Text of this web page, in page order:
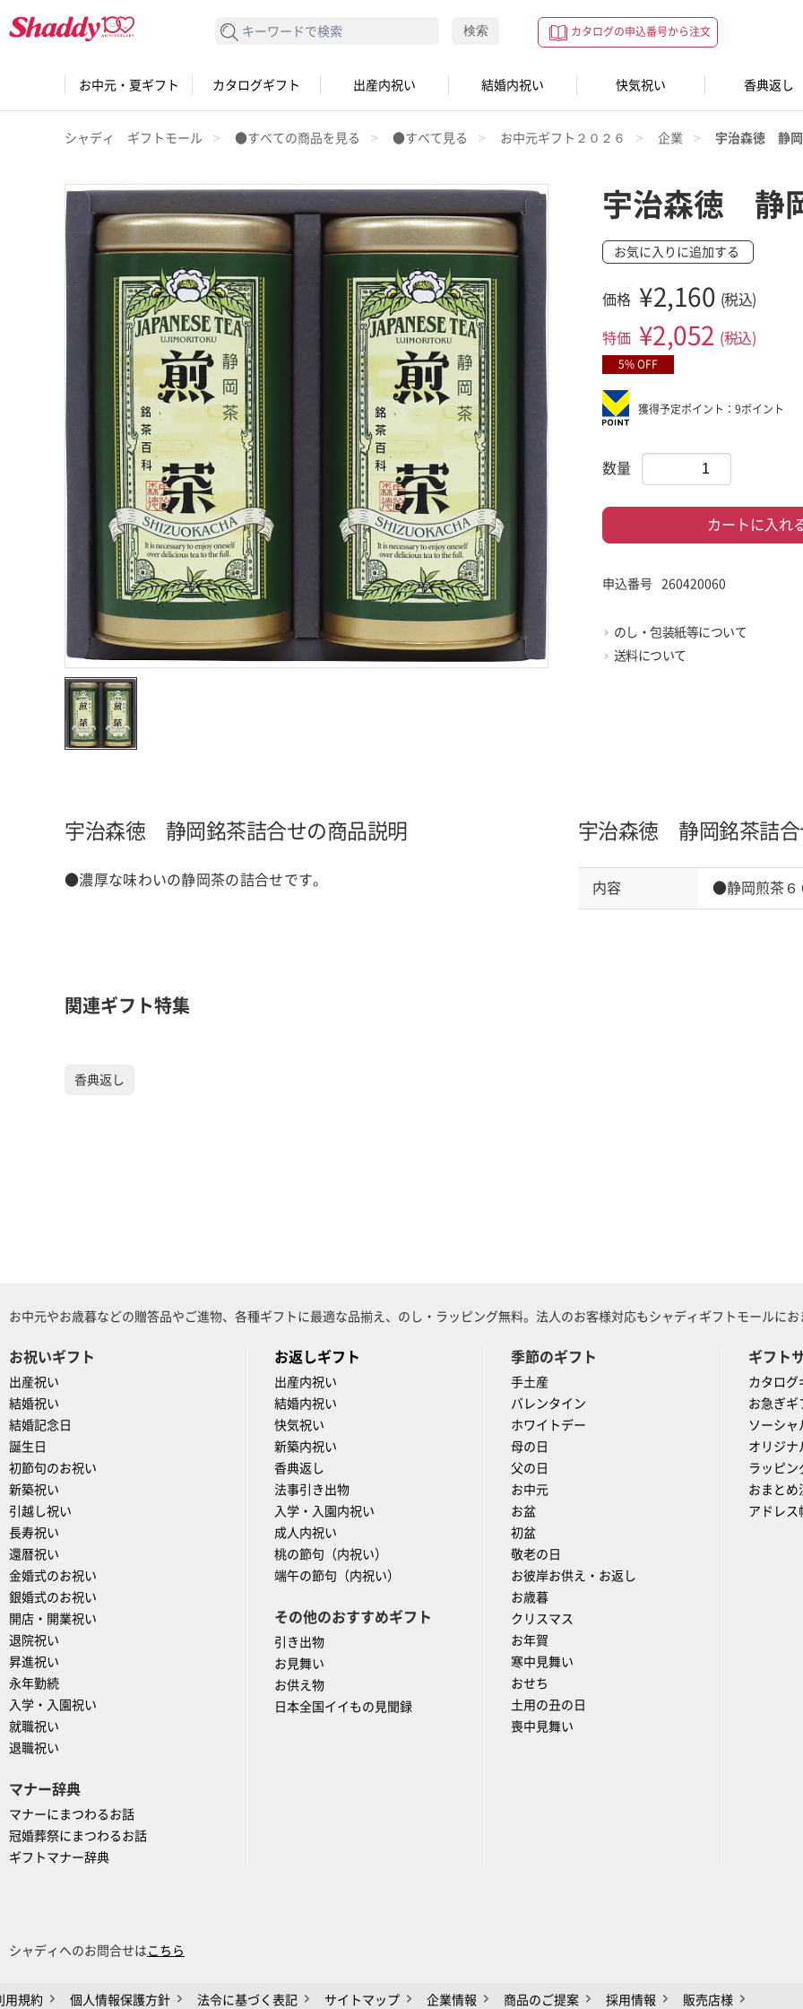
カタログの申込番号から注文
検索する 検索
お中元・夏ギフト カタログギフト 出産内祝い 結婚内祝い 快気祝い 香典返し
シャディ ギフトモール ●すべての商品を見る ●すべて見る お中元ギフト２０２６ 企業 宇治森徳 静岡
宇治森徳 静
お気に入りに追加する
価格 ¥2,160 (税込)
特価 ¥2,052 (税込)
5% OFF
獲得予定ポイント：9ポイント
数量
カートに入れ
申込番号 260420060
のし・包装紙等について
送料について
宇治森徳 静岡銘茶詰合せの商品説明
●濃厚な味わいの静岡茶の詰合せです。
宇治森徳 静岡銘茶詰合
内容 ●静岡煎茶
関連ギフト特集
香典返し
お中元やお歳暮などの贈答品やご進物、各種ギフトに最適な品揃え、のし・ラッピング無料。法人のお客様対応もシャディギフトモールに
お祝いギフト
出産祝い
結婚祝い
結婚記念日
誕生日
初節句のお祝い
新築祝い
引越し祝い
長寿祝い
還暦祝い
金婚式のお祝い
銀婚式のお祝い
開店・開業祝い
退院祝い
昇進祝い
永年勤続
入学・入園祝い
就職祝い
退職祝い
マナー辞典
マナーにまつわるお話
冠婚葬祭にまつわるお話
ギフトマナー辞典
お返しギフト
出産内祝い
結婚内祝い
快気祝い
新築内祝い
香典返し
法事引き出物
入学・入園内祝い
成人内祝い
桃の節句（内祝い）
端午の節句（内祝い）
その他のおすすめギフト
引き出物
お見舞い
お供え物
日本全国イイもの見聞録
季節のギフト
手土産
バレンタイン
ホワイトデー
母の日
父の日
お中元
お盆
初盆
敬老の日
お彼岸お供え・お返し
お歳暮
クリスマス
お年賀
寒中見舞い
おせち
土用の丑の日
喪中見舞い
ギフト
カタログ
お急ぎギ
ソーシャ
オリジナ
ラッピン
おまとめ
アドレス
シャディへのお問合せは こちら
用規約 個人情報保護方針 法令に基づく表記 サイトマップ 企業情報 商品のご提案 採用情報 販売店様